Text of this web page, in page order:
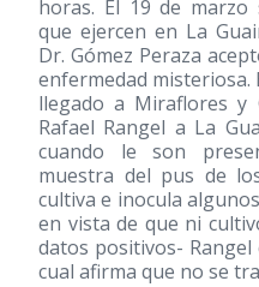
horas. El 19 de marzo
que ejercen en La
Dr. Gómez Peraza
enfermedad misteriosa.
llegado a Miraflores y
Rafael Rangel a La
cuando le son
muestra del pus de
cultiva e inocula
en vista de que ni
datos positivos-
cual afirma que no se